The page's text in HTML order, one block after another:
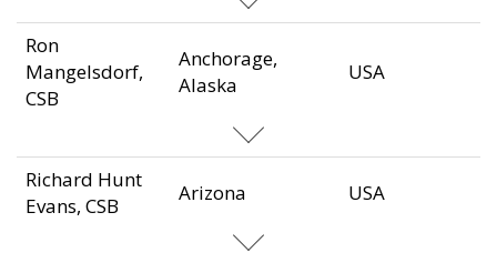
Ron
Mangelsdorf,
CSB
Anchorage,
Alaska
USA
Richard Hunt
Evans, CSB
Arizona USA